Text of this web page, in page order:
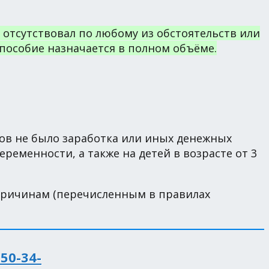
по любому из обстоятельств или
назначается в полном объёме.
не было заработка или иных денежных
а также на детей в возрасте от 3
(перечисленным в правилах
34-